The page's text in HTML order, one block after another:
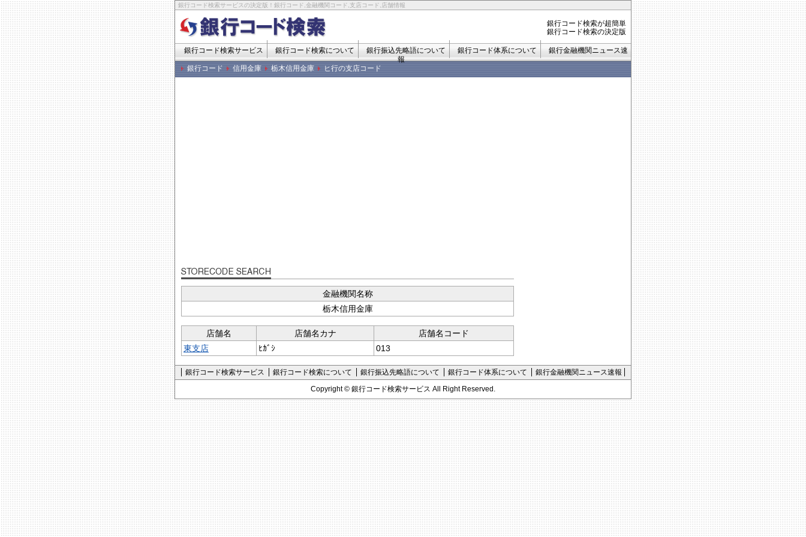
銀行コード検索サービスの決定版！銀行コード,金融機関コード,支店コード,店舗情報
銀行コード検索が超簡単
銀行コード検索の決定版
銀行コード検索サービス 銀行コード検索について 銀行振込先略語について 銀行コード体系について
銀行金融機関ニュース速
報
銀行コード
信用金庫 栃木信用金庫 ヒ行の支店コード
金融機関名称
栃木信用金庫
店舗名 店舗名カナ
店舗名コード
東支店
ﾋｶﾞｼ 013
銀行コード検索サービス 銀行コード検索について 銀行振込先略語について 銀行コード体系について
銀行金融機関ニュース速報
Copyright © 銀行コード検索サービス All Right Reserved.